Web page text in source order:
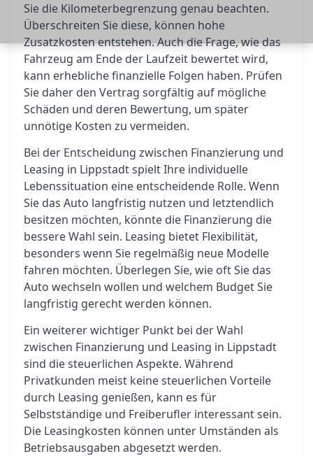
Sie die Kilometerbegrenzung genau beachten.
Überschreiten Sie diese, können hohe
Zusatzkosten entstehen. Auch die Frage, wie das
Fahrzeug am Ende der Laufzeit bewertet wird,
kann erhebliche finanzielle Folgen haben. Prüfen
Sie daher den Vertrag sorgfältig auf mögliche
Schäden und deren Bewertung, um später
unnötige Kosten zu vermeiden.
Bei der Entscheidung zwischen Finanzierung und
Leasing in Lippstadt spielt Ihre individuelle
Lebenssituation eine entscheidende Rolle. Wenn
Sie das Auto langfristig nutzen und letztendlich
besitzen möchten, könnte die Finanzierung die
bessere Wahl sein. Leasing bietet Flexibilität,
besonders wenn Sie regelmäßig neue Modelle
fahren möchten. Überlegen Sie, wie oft Sie das
Auto wechseln wollen und welchem Budget Sie
langfristig gerecht werden können.
Ein weiterer wichtiger Punkt bei der Wahl
zwischen Finanzierung und Leasing in Lippstadt
sind die steuerlichen Aspekte. Während
Privatkunden meist keine steuerlichen Vorteile
durch Leasing genießen, kann es für
Selbstständige und Freiberufler interessant sein.
Die Leasingkosten können unter Umständen als
Betriebsausgaben abgesetzt werden.